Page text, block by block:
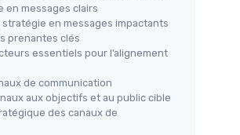
en messages clairs
stratégie en messages impactants
prenantes clés
essentiels pour l’alignement
de communication
aux objectifs et au public cible
des canaux de